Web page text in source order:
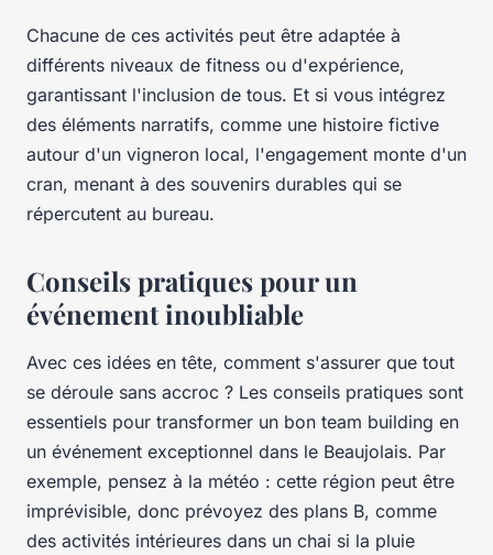
Chacune de ces activités peut être adaptée à
différents niveaux de fitness ou d'expérience,
garantissant l'inclusion de tous. Et si vous intégrez
des éléments narratifs, comme une histoire fictive
autour d'un vigneron local, l'engagement monte d'un
cran, menant à des souvenirs durables qui se
répercutent au bureau.
Conseils pratiques pour un
événement inoubliable
Avec ces idées en tête, comment s'assurer que tout
se déroule sans accroc ? Les conseils pratiques sont
essentiels pour transformer un bon team building en
un événement exceptionnel dans le Beaujolais. Par
exemple, pensez à la météo : cette région peut être
imprévisible, donc prévoyez des plans B, comme
des activités intérieures dans un chai si la pluie